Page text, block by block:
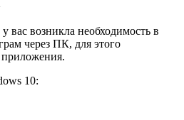
вас возникла необходимость в
через ПК, для этого
приложения.
10: